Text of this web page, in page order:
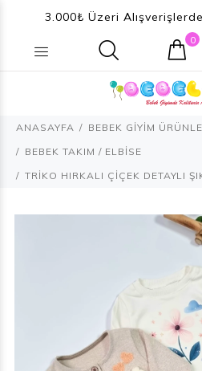
3.000₺ Üzeri Alışverişlerde
Ne aramıştınız? (Ürün, 0
ANASAYFA
BEBEK GİYİM
BEBEK TAKIM / ELBİSE
TRİKO HIRKALI ÇİÇEK DETAYLI